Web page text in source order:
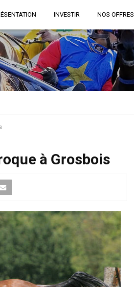
INVESTIR NOS OFFRES
à Grosbois